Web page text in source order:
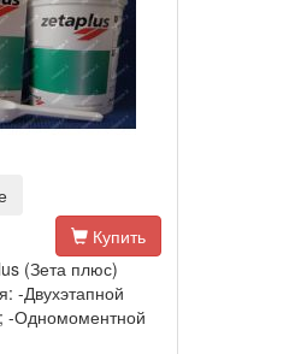
Купить
(Зета плюс)
-Двухэтапной
-Одномоментной